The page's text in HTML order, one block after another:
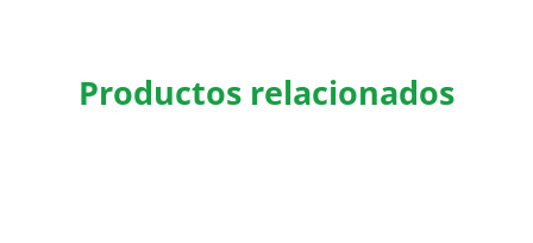
Productos relacionados